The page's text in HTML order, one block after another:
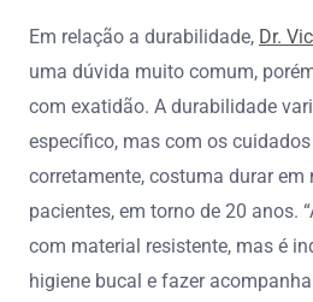
Em relação a durabilidade, Dr.
uma dúvida muito comum,
com exatidão. A durabilidade
específico, mas com os
corretamente, costuma durar em
pacientes, em torno de 20 anos.
com material resistente, mas é
higiene bucal e fazer